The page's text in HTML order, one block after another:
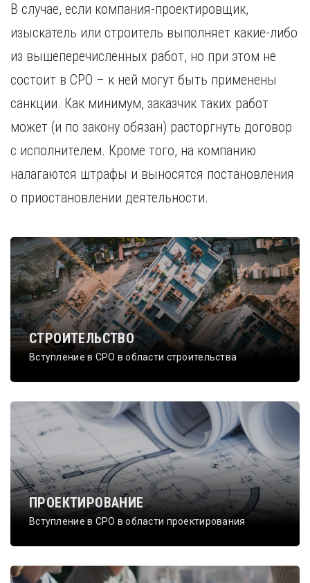
В случае, если компания-проектировщик,
изыскатель или строитель выполняет какие-либо
из вышеперечисленных работ, но при этом не
состоит в СРО – к ней могут быть применены
санкции. Как минимум, заказчик таких работ
может (и по закону обязан) расторгнуть договор
с исполнителем. Кроме того, на компанию
налагаются штрафы и выносятся постановления
о приостановлении деятельности.
СТРОИТЕЛЬСТВО
Вступление в СРО в области строительства
ПРОЕКТИРОВАНИЕ
Вступление в СРО в области проектирования